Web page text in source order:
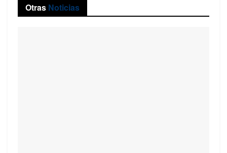
Otras Noticias